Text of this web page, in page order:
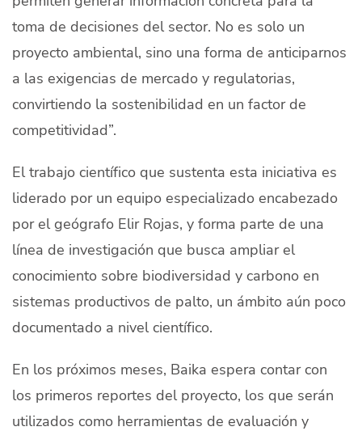
toma de decisiones del sector. No es solo un
proyecto ambiental, sino una forma de anticiparnos
a las exigencias de mercado y regulatorias,
convirtiendo la sostenibilidad en un factor de
competitividad”.
El trabajo científico que sustenta esta iniciativa es
liderado por un equipo especializado encabezado
por el geógrafo Elir Rojas, y forma parte de una
línea de investigación que busca ampliar el
conocimiento sobre biodiversidad y carbono en
sistemas productivos de palto, un ámbito aún poco
documentado a nivel científico.
En los próximos meses, Baika espera contar con
los primeros reportes del proyecto, los que serán
utilizados como herramientas de evaluación y